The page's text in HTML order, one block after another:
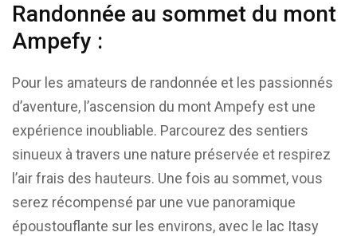
Randonnée au sommet du mont
Ampefy :
Pour les amateurs de randonnée et les passionnés
d’aventure, l’ascension du mont Ampefy est une
expérience inoubliable. Parcourez des sentiers
sinueux à travers une nature préservée et respirez
l’air frais des hauteurs. Une fois au sommet, vous
serez récompensé par une vue panoramique
époustouflante sur les environs, avec le lac Itasy